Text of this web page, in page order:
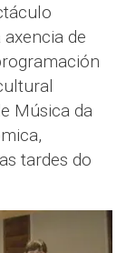
de
Música da
tardes do